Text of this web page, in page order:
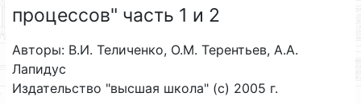
процессов" часть 1 и 2
Авторы: В.И. Теличенко, О.М. Терентьев, А.А.
Лапидус
Издательство "высшая школа" (с) 2005 г.